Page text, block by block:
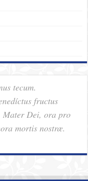
tecum.
fructus
Mater Dei, ora pro
mortis nostræ.